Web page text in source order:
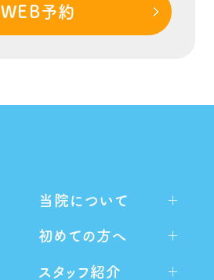
WEB予約
当院について
初めての方へ
スタッフ紹介